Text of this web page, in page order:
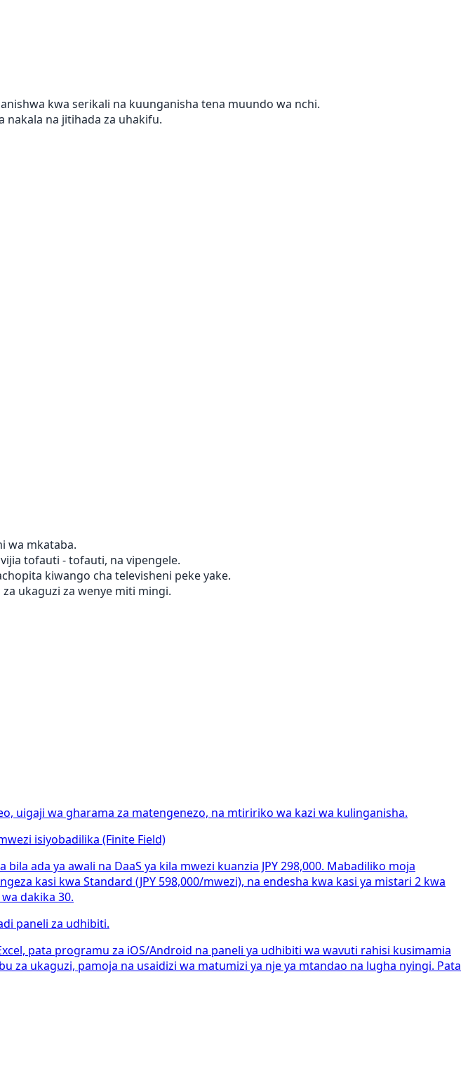
kwa serikali na kuunganisha tena muundo wa nchi.
nakala na jitihada za uhakifu.
wa mkataba.
tofauti - tofauti, na vipengele.
kiwango cha televisheni peke yake.
ukaguzi za wenye miti mingi.
uigaji wa gharama za matengenezo, na mtiririko wa kazi wa kulinganisha.
isiyobadilika (Finite Field)
ada ya awali na DaaS ya kila mwezi kuanzia JPY 298,000. Mabadiliko moja
kasi kwa Standard (JPY 598,000/mwezi), na endesha kwa kasi ya mistari 2 kwa
dakika 30.
paneli za udhibiti.
pata programu za iOS/Android na paneli ya udhibiti wa wavuti rahisi kusimamia
ukaguzi, pamoja na usaidizi wa matumizi ya nje ya mtandao na lugha nyingi. Pata